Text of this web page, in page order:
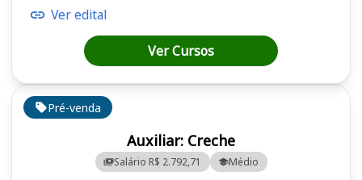
Pré-venda
Auxiliar: Creche
Salário R$ 2.792,71 Médio
Ver edital
Ver Cursos